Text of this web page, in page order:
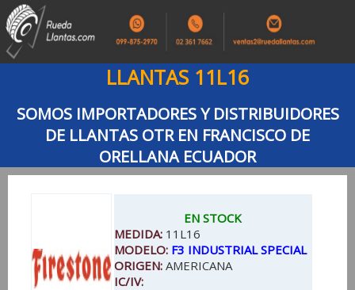
LLANTAS 11L16
SOMOS IMPORTADORES Y DISTRIBUIDORES
DE LLANTAS OTR EN FRANCISCO DE
ORELLANA ECUADOR
EN STOCK
MEDIDA: 11L16
MODELO: F3 INDUSTRIAL SPECIAL
ORIGEN: AMERICANA
IC/IV: